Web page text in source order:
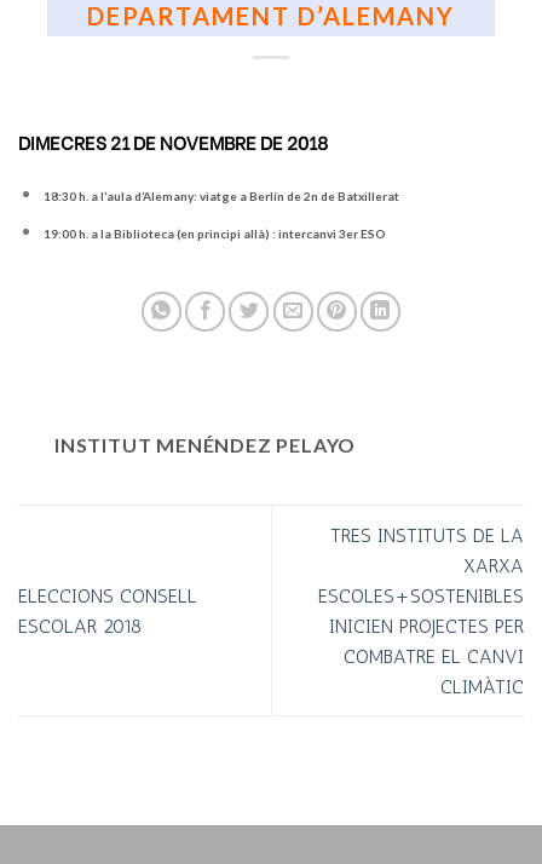
DEPARTAMENT D’ALEMANY
DIMECRES 21 DE NOVEMBRE DE 2018
18:30 h. a l’aula d’Alemany: viatge a Berlín de 2n de Batxillerat
19:00 h. a la Biblioteca (en principi allà) : intercanvi 3er ESO
INSTITUT MENÉNDEZ PELAYO
ELECCIONS CONSELL
ESCOLAR 2018
TRES INSTITUTS DE LA
XARXA
ESCOLES+SOSTENIBLES
INICIEN PROJECTES PER
COMBATRE EL CANVI
CLIMÀTIC